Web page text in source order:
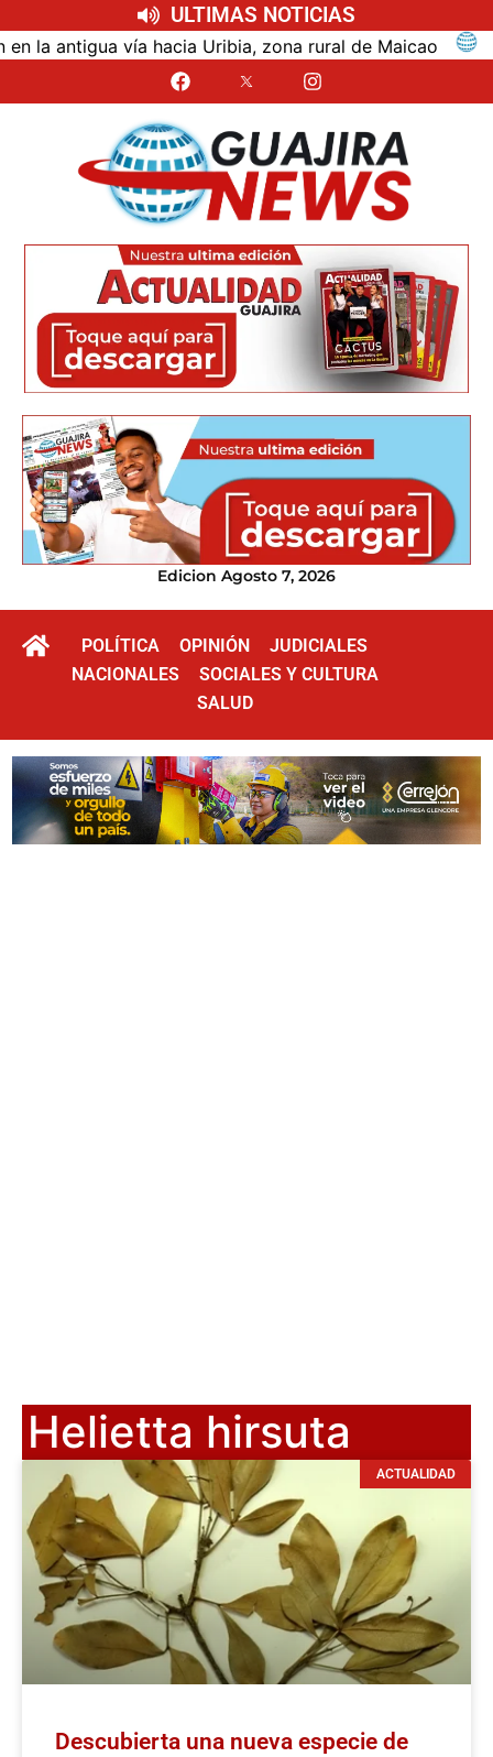
ULTIMAS NOTICIAS
antigua vía hacia Uribia, zona rural de Maicao
Edicion Agosto 7, 2026
POLÍTICA OPINIÓN
JUDICIALES
NACIONALES
SOCIALES Y CULTURA
SALUD
Helietta hirsuta
ACTUALIDAD
Descubierta una nueva especie de